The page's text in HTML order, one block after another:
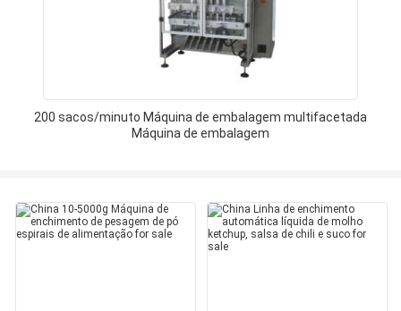
200 sacos/minuto Máquina de embalagem multifacetada
Máquina de embalagem